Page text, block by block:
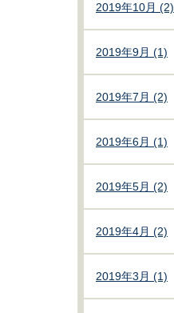
2019年10月 (2)
2019年9月 (1)
2019年7月 (2)
2019年6月 (1)
2019年5月 (2)
2019年4月 (2)
2019年3月 (1)